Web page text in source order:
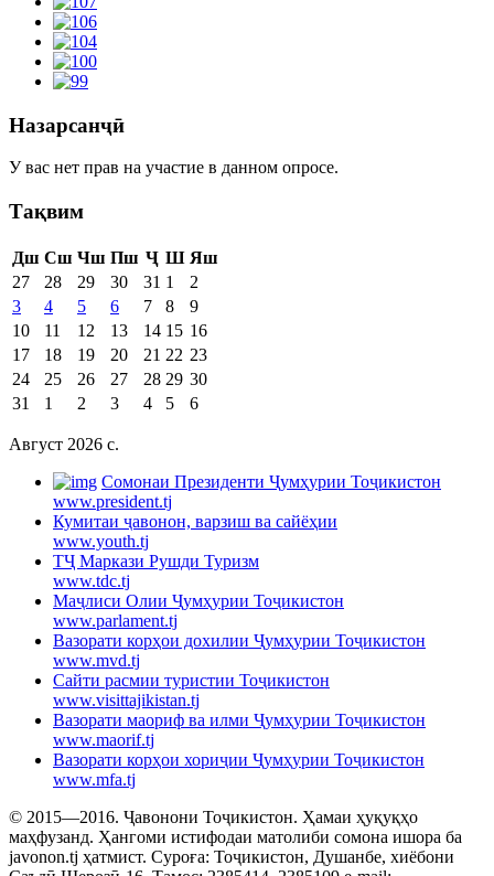
Назарсанҷӣ
У вас нет прав на участие в данном опросе.
Тақвим
Дш Сш Чш Пш Ҷ Ш Яш
27
28 29 30 31 1
2
3
4 5 6 7 8
9
10
11 12 13 14 15 16
17
18 19 20 21 22 23
24
25 26 27 28 29 30
31
1 2 3 4 5 6
Август 2026 c.
Cомонаи Президенти Ҷумҳурии Тоҷикистон
www.president.tj
Кумитаи ҷавонон, варзиш ва сайёҳии
www.youth.tj
ТҶ Маркази Рушди Туризм
www.tdc.tj
Маҷлиси Олии Ҷумҳурии Тоҷикистон
www.parlament.tj
Вазорати корҳои дохилии Ҷумҳурии Тоҷикистон
www.mvd.tj
Сайти расмии туристии Тоҷикистон
www.visittajikistan.tj
Вазорати маориф ва илми Ҷумҳурии Тоҷикистон
www.maorif.tj
Вазорати корҳои хориҷии Ҷумҳурии Тоҷикистон
www.mfa.tj
© 2015—2016. Ҷавонони Тоҷикистон. Ҳамаи ҳуқуқҳо
маҳфузанд. Ҳангоми истифодаи матолиби сомона ишора ба
javonon.tj ҳатмист. Суроға: Тоҷикистон, Душанбе, хиёбони